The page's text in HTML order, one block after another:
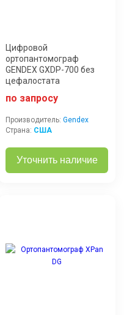
Цифровой
ортопантомограф
GENDEX GXDP-700 без
цефалостата
по запросу
Производитель: Gendex
Страна: США
Уточнить наличие